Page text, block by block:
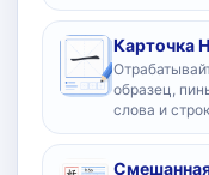
Карточка
образец,
слова и